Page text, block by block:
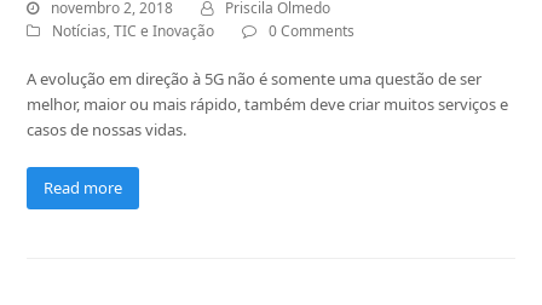
novembro 2, 2018
Priscila Olmedo
Notícias,TIC e Inovação 0 Comments
A evolução em direção à 5G não é somente uma questão de ser
melhor, maior ou mais rápido, também deve criar muitos serviços e
casos de nossas vidas.
Read more